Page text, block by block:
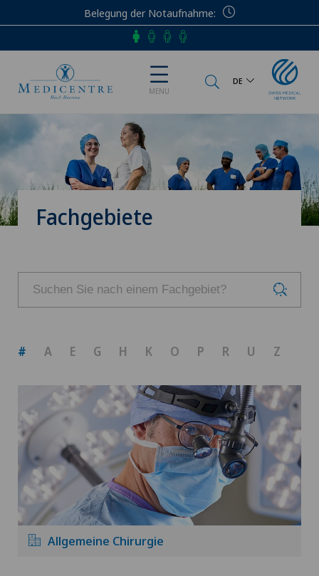
Belegung der Notaufnahme
Telefon
MENU
DE
Fachgebiete
# A E G H K O P R U Z
Allgemeine Chirurgie